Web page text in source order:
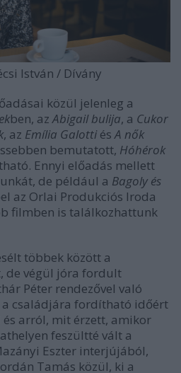
/ Dívány
közül jelenleg a
ben, azAbigail bulija, a Cukor
, az Emília Galotti ésA nők
bemutatott, Hóhérok
Ennyi előadás mellett
de például a Bagoly és
az Orlai Produkciós Iroda
filmben is találkozhattunk
többek között a
de végül jóra fordult
Péter rendezővel való
családjára fordítható időért
arról, mit érzett, amikor
feszültté vált a
Eszter interjújából,
Tamás közül, ki a